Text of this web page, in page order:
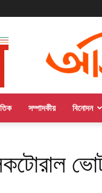
সম্পাদকীয় বিনোদন